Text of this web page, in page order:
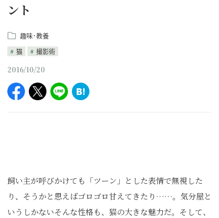
ント
趣味･教養
猫
撮影術
2016/10/20
飼い主が呼びかけても「ツーン」とした表情で無視した
り、そうかと思えばゴロゴロ甘えてきたり……。気分屋と
いうしかないそんな性格も、猫の大きな魅力だ。そして、